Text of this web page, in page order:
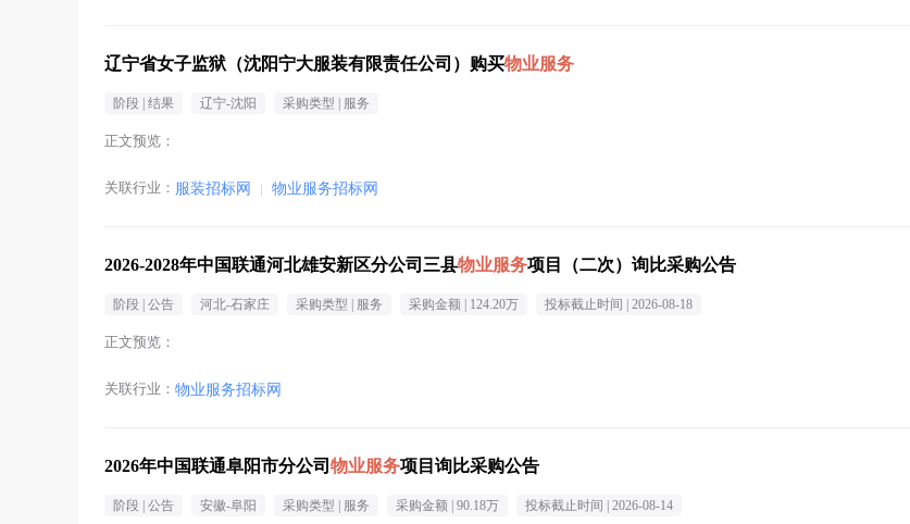
辽宁省女子监狱（沈阳宁大服装有限责任公司）购买物业服务
阶段 | 结果 辽宁-沈阳 采购类型 | 服务
正文预览：
关联行业： 服装招标网 | 物业服务招标网
2026-2028年中国联通河北雄安新区分公司三县物业服务项目（二次）询比采购公告
阶段 | 公告 河北-石家庄 采购类型 | 服务 采购金额 | 124.20万 投标截止时间 | 2026-08-18
正文预览：
关联行业： 物业服务招标网
2026年中国联通阜阳市分公司 物业服务项目询比采购公告
阶段 | 公告 安徽-阜阳 采购类型 | 服务 采购金额 | 90.18万 投标截止时间 | 2026-08-14